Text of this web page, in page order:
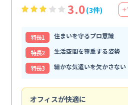
3.0(3件) ＋
特⻑1
住まいを守るプロ意識
特⻑2
生活空間を尊重する姿勢
特⻑3
細かな気遣いを欠かさない
オフィスが快適に